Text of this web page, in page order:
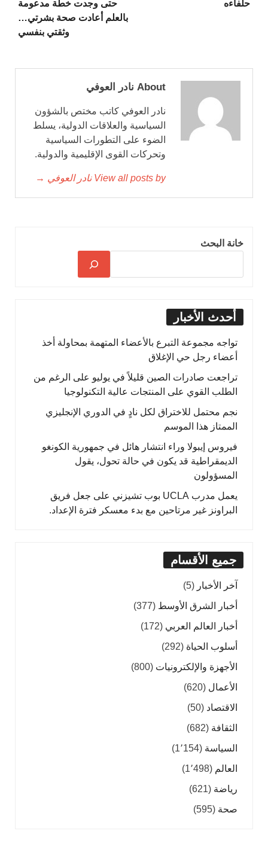
حلفاءه
حتى وجدت خطة مدعومة
بالعلم أعادت صحة بشرتي…
وثقتي بنفسي
About نادر العوفي
نادر العوفي كاتب مختص بالشؤون
السياسية والعلاقات الدولية، يسلط
الضوء على التطورات السياسية
وتحركات القوى الإقليمية والدولية.
View all posts by نادر العوفي →
خانة البحث
أحدث الأخبار
تواجه مجموعة التبرع بالأعضاء المتهمة بمحاولة أخذ
أعضاء رجل حي الإغلاق
تراجعت صادرات الصين قليلاً في يوليو على الرغم من
الطلب القوي على المنتجات عالية التكنولوجيا
نجم محتمل للاختراق لكل نادٍ في الدوري الإنجليزي
الممتاز هذا الموسم
فيروس إيبولا وراء انتشار هائل في جمهورية الكونغو
الديمقراطية قد يكون في حالة تحول، يقول
المسؤولون
يعمل مدرب UCLA بوب تشيزني على جعل فريق
البراونز غير مرتاحين مع بدء معسكر فترة الإعداد.
جميع الأقسام
آخر الأخبار (5)
أخبار الشرق الأوسط (377)
أخبار العالم العربي (172)
أسلوب الحياة (292)
الأجهزة والإلكترونيات (800)
الأعمال (620)
الاقتصاد (50)
الثقافة (682)
السياسة (1٬154)
العالم (1٬498)
رياضة (621)
صحة (595)